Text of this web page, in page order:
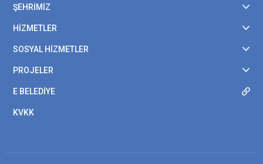
ŞEHRİMİZ
HİZMETLER
SOSYAL HİZMETLER
PROJELER
E BELEDİYE
KVKK